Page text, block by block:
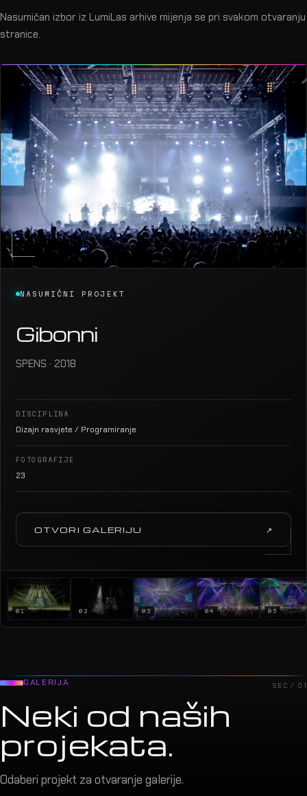
Nasumičan izbor iz LumiLas arhive mijenja se pri svakom otvaranju
stranice.
NASUMIČNI PROJEKT
Gibonni
SPENS · 2018
DISCIPLINA
Dizajn rasvjete / Programiranje
FOTOGRAFIJE
23
OTVORI GALERIJU ↗
01 02 03 04 05
GALERIJA
Neki od naših
projekata.
Odaberi projekt za otvaranje galerije.
SEC / 01